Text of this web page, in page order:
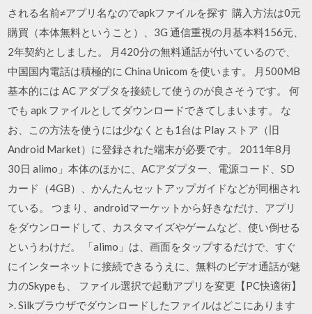
される名前≠アプリ名なのでapkファイルを探す 購入方法は0元
購買（本体無料ということ）、3G 通信重視の月基本料156元、
2年契約としました。 月420分の無料通話が付いているので、
中国国内電話は積極的に China Unicom を使います。 月500MB
基本的には AC アダプタを接続して使うのが良さそうです。 何
でも apk ファイルとしてダウンロードできてしまいます。 な
お、この方法を使うには少なくとも1台は Play ストア（旧
Android Market）に登録された端末が必要です。 2011年8月
30日 alimo」本体のほかに、ACアダプター、電源コード、SD
カード（4GB）、かんたんセットアップガイドなどが同梱され
ている。 つまり、androidマーケットから好きなだけ、アプリ
をダウンロードして、カスタマイズやゲームなど、使い倒せる
というわけだ。 「alimo」は、画面をタップするだけで、すぐ
にインターネットに接続できるうえに、無料のビデオ通話が魅
力のSkypeも、 ファイル選択で起動アプリを変更【PC快適術】
>. Silkブラウザでダウンロードしたファイルはどこにあります